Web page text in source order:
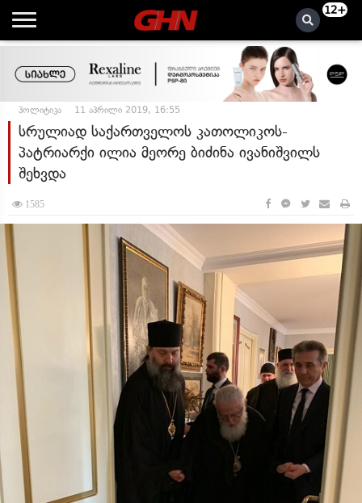
12+
პოლიტიკა 11 აპრილი 2019, 16:55
სრულიად საქართველოს კათოლიკოს-
პატრიარქი ილია მეორე ბიძინა ივანიშვილს
შეხვდა
1585